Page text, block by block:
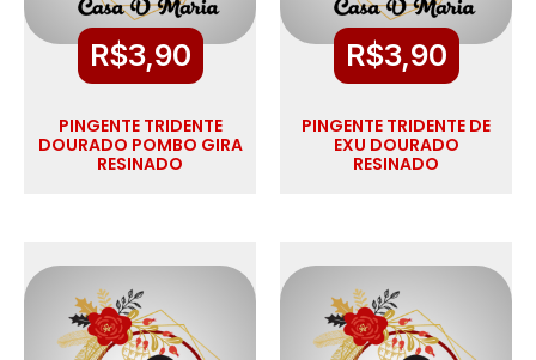
R$3,90
PINGENTE TRIDENTE
DOURADO POMBO GIRA
RESINADO
R$3,90
PINGENTE TRIDENTE DE
EXU DOURADO
RESINADO